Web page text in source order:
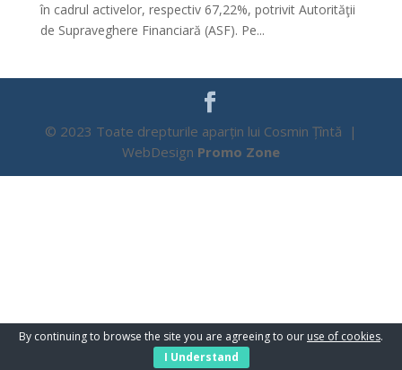
în cadrul activelor, respectiv 67,22%, potrivit Autorităţii
de Supraveghere Financiară (ASF). Pe...
© 2023 Toate drepturile aparțin lui Cosmin Țîntă |
WebDesign Promo Zone
By continuing to browse the site you are agreeing to our use of cookies.
I Understand